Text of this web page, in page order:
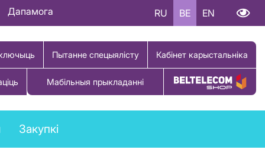
Дапамога RU BE EN
Пытанне спецыялісту Кабінет карыстальніка
Мабільныя прыкладанні Купіць тавар
Закупкі